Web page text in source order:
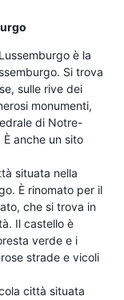
è la
Si trova
sulle rive dei
monumenti,
di Notre-
anche un sito
situata nella
È rinomato per il
che si trova in
Il castello è
verde e i
strade e vicoli
città situata